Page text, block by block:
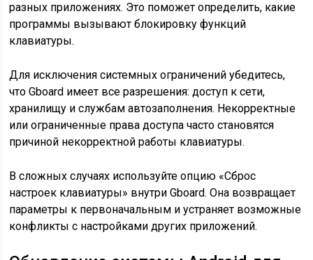
разных приложениях. Это поможет определить, какие
программы вызывают блокировку функций
клавиатуры.
Для исключения системных ограничений убедитесь,
что Gboard имеет все разрешения: доступ к сети,
хранилищу и службам автозаполнения. Некорректные
или ограниченные права доступа часто становятся
причиной некорректной работы клавиатуры.
В сложных случаях используйте опцию «Сброс
настроек клавиатуры» внутри Gboard. Она возвращает
параметры к первоначальным и устраняет возможные
конфликты с настройками других приложений.